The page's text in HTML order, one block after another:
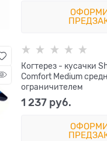
Когтерез - кусачки
Comfort Medium
ограничителем
1 237 руб.